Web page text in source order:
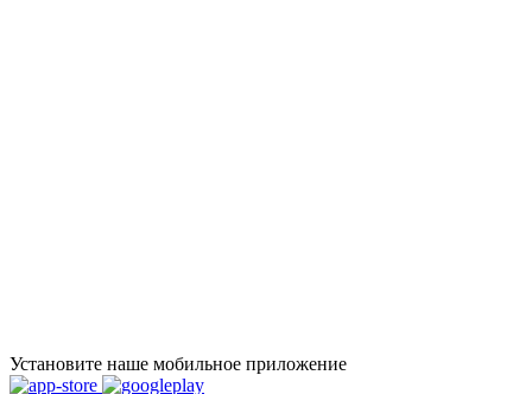
Установите наше мобильное приложение